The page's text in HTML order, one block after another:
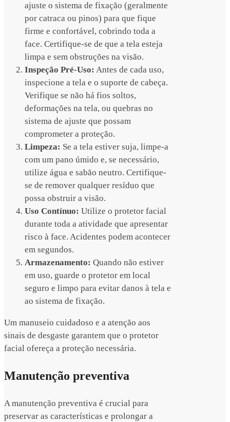
ajuste o sistema de fixação (geralmente
por catraca ou pinos) para que fique
firme e confortável, cobrindo toda a
face. Certifique-se de que a tela esteja
limpa e sem obstruções na visão.
Inspeção Pré-Uso: Antes de cada uso,
inspecione a tela e o suporte de cabeça.
Verifique se não há fios soltos,
deformações na tela, ou quebras no
sistema de ajuste que possam
comprometer a proteção.
Limpeza: Se a tela estiver suja, limpe-a
com um pano úmido e, se necessário,
utilize água e sabão neutro. Certifique-
se de remover qualquer resíduo que
possa obstruir a visão.
Uso Contínuo: Utilize o protetor facial
durante toda a atividade que apresentar
risco à face. Acidentes podem acontecer
em segundos.
Armazenamento: Quando não estiver
em uso, guarde o protetor em local
seguro e limpo para evitar danos à tela e
ao sistema de fixação.
Um manuseio cuidadoso e a atenção aos
sinais de desgaste garantem que o protetor
facial ofereça a proteção necessária.
Manutenção preventiva
A manutenção preventiva é crucial para
preservar as características e prolongar a